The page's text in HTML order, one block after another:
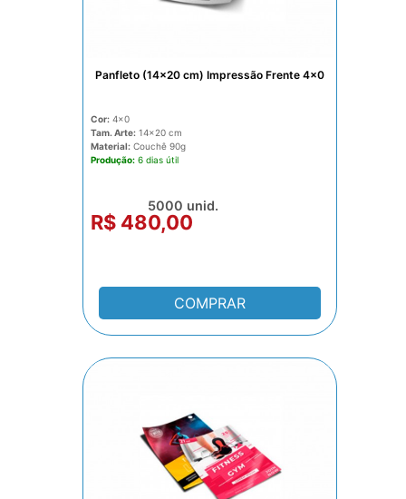
Panfleto (14x20 cm) Impressão Frente 4x0
Cor: 4x0
Tam. Arte: 14x20
Material: Couchê 90g
Produção: 6 dias
R$ 480,00
5000 unid.
COMPRAR